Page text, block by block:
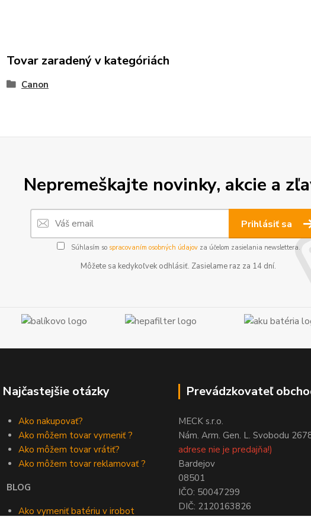
Tovar zaradený v kategóriách
Canon
Nepremeškajte novinky, akcie a
Prihlásiť sa
Súhlasím so spracovaním osobných údajovza účelom zasielania newslettera.
Môžete sa kedykoľvek odhlásiť. Zasielame raz za 14 dní.
Najčastejšie otázky
Ako nakupovať?
Ako môžem tovar vymeniť ?
Ako môžem tovar vrátiť?
Ako môžem tovar reklamovať ?
BLOG
Ako vymeniť batériu v irobot
Prevádzkovateľ
MECK s.r.o.
Nám. Arm. Gen. L. Svobodu
adrese nie je predajňa!)
Bardejov
08501
IČO: 50047299
DIČ: 2120163826